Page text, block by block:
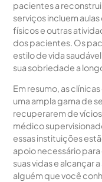
pacientes a
serviços incluem
físicos e outras
dos pacientes. Os
estilo de vida
sua sobriedade a
Em resumo, as
uma ampla gama de
recuperarem de
médico
essas instituições
apoio necessário
suas vidas e alcançar
alguém que você